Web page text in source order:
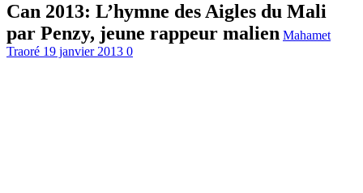
Can 2013: L’hymne des Aigles du Mali
par Penzy, jeune rappeur malien Mahamet
Traoré 19 janvier 2013 0